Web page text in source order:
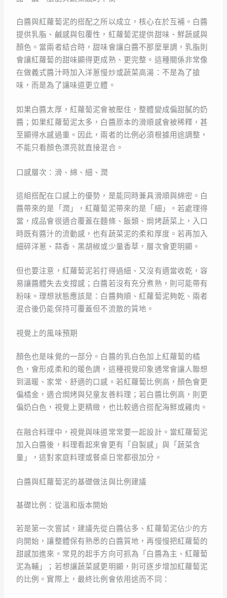
白醬與紅蘿蔔泥的搭配之所以成立，核心在於互補。白醬
提供乳脂、鹹感與包覆性，紅蘿蔔泥提供甜味、鮮蔬感與
顏色。當兩者結合時，甜味會讓白醬不那麼單調，乳脂則
會讓紅蘿蔔的甜味顯得更成熟、更完整。這種關係非常像
在做義式醬汁時加入洋蔥慢炒或蔬菜高湯：不是為了搶
味，而是為了讓味道更立體。
如果白醬太厚，紅蘿蔔泥會被壓住，整體變成偏甜膩的奶
醬；如果紅蘿蔔泥太多，白醬原本的滑順感會被稀釋，甚
至顯得水感過重。因此，兩者的比例必須根據用途調整，
不能只看顏色漂亮就直接混合。
口感層次：滑、綿、細、潤
這組搭配在口感上的優勢，是能同時兼具滑順與綿密。白
醬帶來的是「潤」，紅蘿蔔泥帶來的是「細」。若處理得
當，成品會很適合覆蓋在麵條、飯類、焗烤蔬菜上，入口
時既有醬汁的流動感，也有蔬菜泥的柔和厚度。若再加入
細碎洋蔥、蒜香、黑胡椒或少量香草，層次會更明顯。
但也要注意，紅蘿蔔泥若打得過細、又沒有適當收乾，容
易讓醬體失去支撐感；白醬若沒有充分煮熟，則可能帶有
粉味。理想狀態應該是：白醬夠順、紅蘿蔔泥夠乾、兩者
混合後仍能保持可覆蓋但不流散的質地。
視覺上的風味預期
顏色也是味覺的一部分。白醬的乳白色加上紅蘿蔔的橘
色，會形成柔和的暖色調，這種視覺印象通常會讓人聯想
到溫暖、家常、舒適的口感。若紅蘿蔔比例高，顏色會更
偏橘金，適合焗烤與兒童友善料理；若白醬比例高，則更
偏奶白色，視覺上更精緻，也比較適合搭配海鮮或雞肉。
在融合料理中，視覺與味道常常要一起設計。當紅蘿蔔泥
加入白醬後，料理看起來會更有「自製感」與「蔬菜含
量」，這對家庭料理或餐桌日常都很加分。
白醬與紅蘿蔔泥的基礎做法與比例建議
基礎比例：從溫和版本開始
若是第一次嘗試，建議先從白醬佔多、紅蘿蔔泥佔少的方
向開始，讓整體保有熟悉的白醬質地，再慢慢把紅蘿蔔的
甜感加進來。常見的起手方向可抓為「白醬為主、紅蘿蔔
泥為輔」；若想讓蔬菜感更明顯，則可逐步增加紅蘿蔔泥
的比例。實際上，最終比例會依用途而不同：